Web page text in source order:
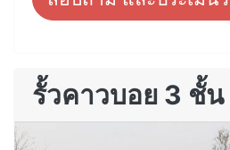
รั้วคาวบอย 3 ชั้น